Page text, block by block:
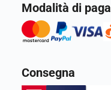
Modalità di
Consegna